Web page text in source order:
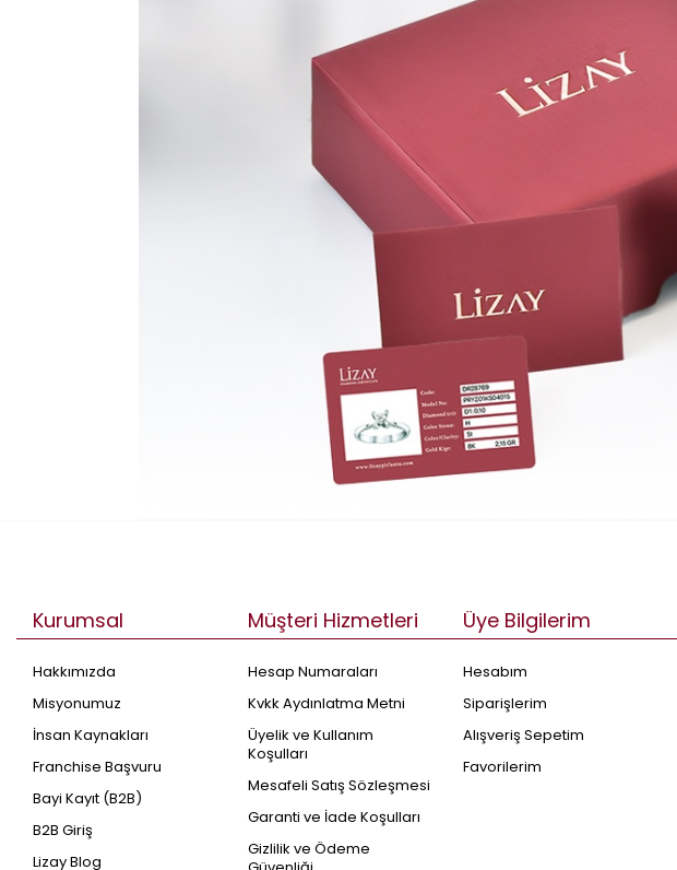
Kurumsal
Hakkımızda
Misyonumuz
İnsan Kaynakları
Franchise Başvuru
Bayi Kayıt (B2B)
B2B Giriş
Lizay Blog
Müşteri Hizmetleri
Hesap Numaraları
Kvkk Aydınlatma Metni
Üyelik ve Kullanım
Koşulları
Mesafeli Satış Sözleşmesi
Garanti ve İade Koşulları
Gizlilik ve Ödeme
Üye Bilgilerim
Hesabım
Siparişlerim
Alışveriş Sepetim
Favorilerim